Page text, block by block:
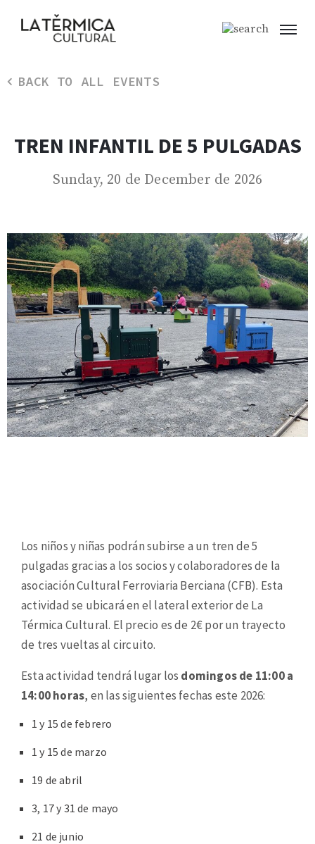
BACK TO ALL EVENTS
TREN INFANTIL DE 5 PULGADAS
Sunday, 20 de December de 2026
Los niños y niñas podrán subirse a un tren de 5
pulgadas gracias a los socios y colaboradores de la
asociación Cultural Ferroviaria Berciana (CFB). Esta
actividad se ubicará en el lateral exterior de La
Térmica Cultural. El precio es de 2€ por un trayecto
de tres vueltas al circuito.
Esta actividad tendrá lugar los domingos de 11:00 a
14:00 horas, en las siguientes fechas este 2026:
1 y 15 de febrero
1 y 15 de marzo
19 de abril
3, 17 y 31 de mayo
21 de junio